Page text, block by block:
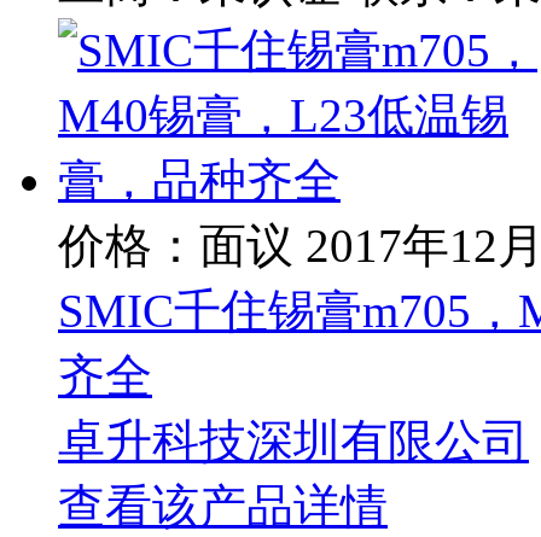
价格：面议 2017年12
SMIC千住锡膏m705
齐全
卓升科技深圳有限公司
查看该产品详情